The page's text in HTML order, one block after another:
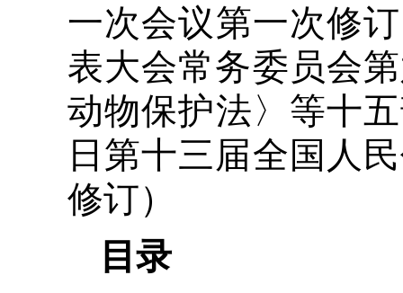
一次会议第一次修
表大会常务委员会
动物保护法〉等十
日第十三届全国人
修订）
目录